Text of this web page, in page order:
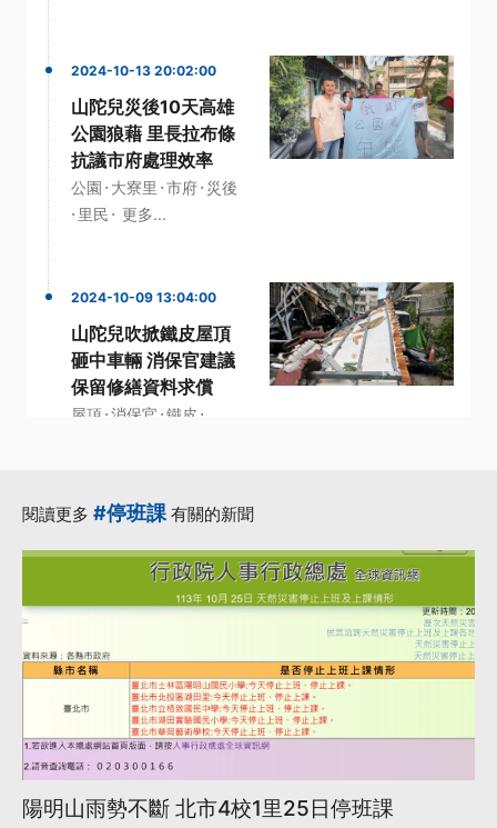
2024-10-13 20:02:00
山陀兒災後10天高雄
公園狼藉 里長拉布條
抗議市府處理效率
公園 · 大寮里 ·市府· 災後
· 里民 · 更多...
2024-10-09 13:04:00
山陀兒吹掀鐵皮屋頂
砸中車輛 消保官建議
保留修繕資料求償
屋頂·消保官 ·鐵皮 ·
閱讀更多 #停班課有關的新聞
陽明山雨勢不斷 北市4校1里25日停班課